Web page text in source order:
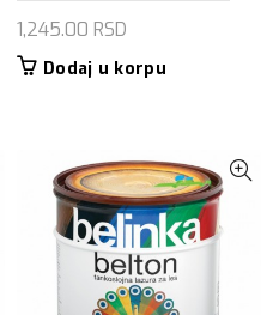
1,245.00 RSD
Dodaj u korpu